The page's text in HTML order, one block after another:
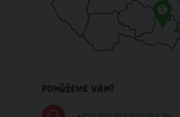
1
POMŮŽEME VÁM?